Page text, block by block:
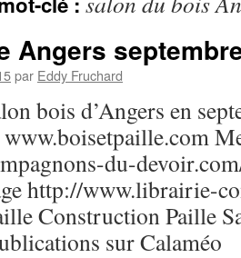
Angers
par Eddy Fruchard
bois d’Angers en
du-
http://www.librairie-
Construction Paille
sur Calaméo